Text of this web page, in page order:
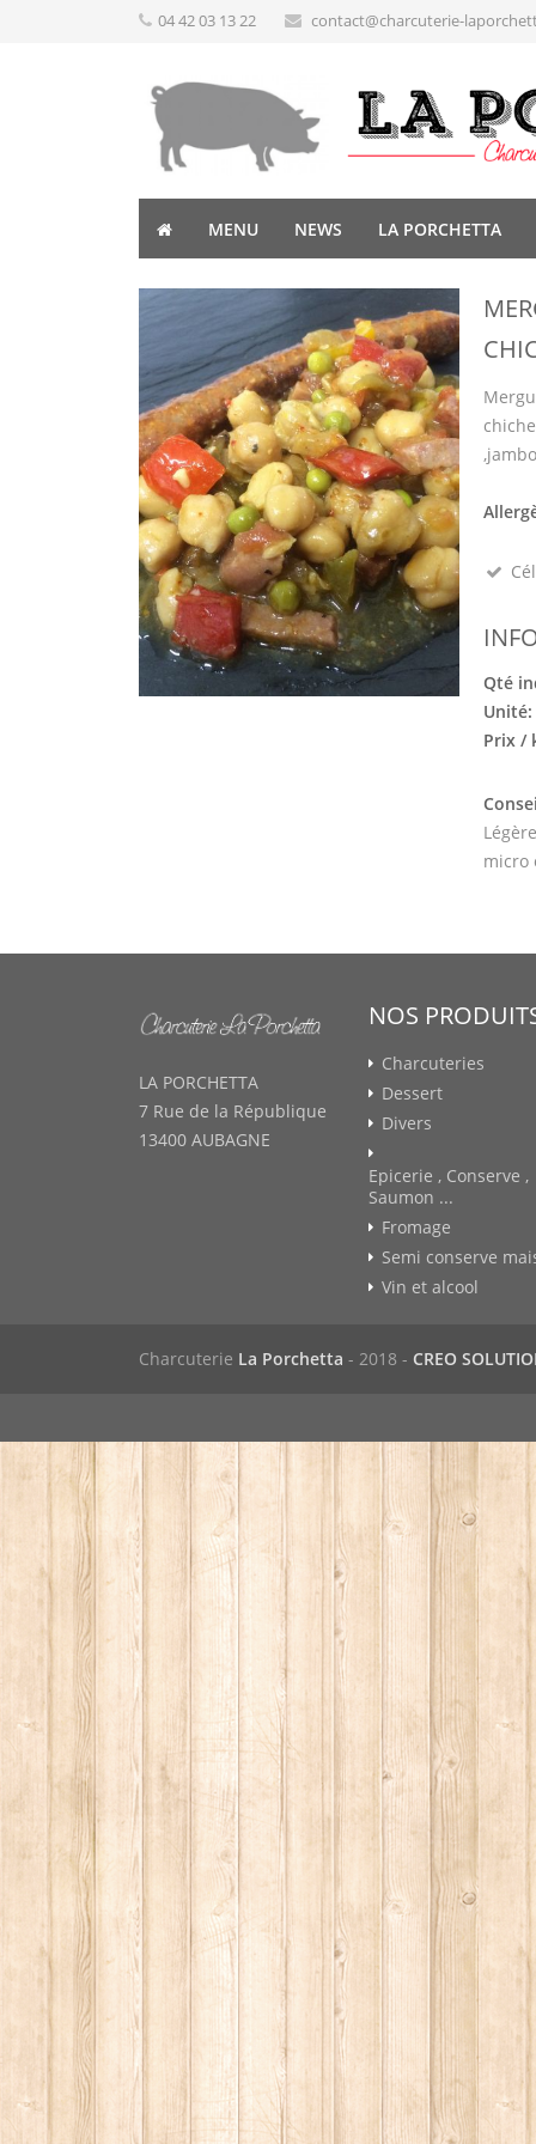
04 42 03 13 22 contact@charcuterie-
MENU NEWS LA PORCHETTA
Qté
Unité:
Prix /
micro
LA PORCHETTA
7 Rue de la République
13400 AUBAGNE
NOS
Charcuteries
Dessert
Divers
Epicerie , Conserve ,
Saumon ...
Fromage
Semi conserve
Vin et alcool
Charcuterie La Porchetta - 2018 - CREO